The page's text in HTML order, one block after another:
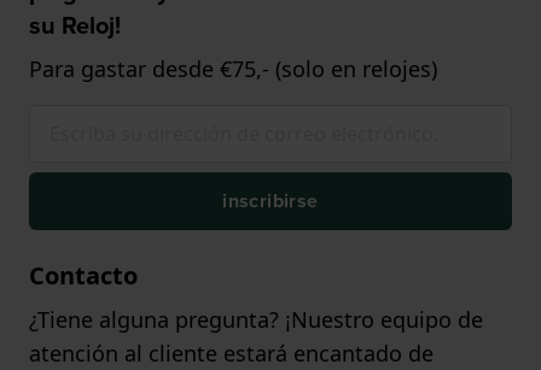
su Reloj!
Para gastar desde €75,- (solo en relojes)
inscribirse
Contacto
¿Tiene alguna pregunta? ¡Nuestro equipo de
atención al cliente estará encantado de